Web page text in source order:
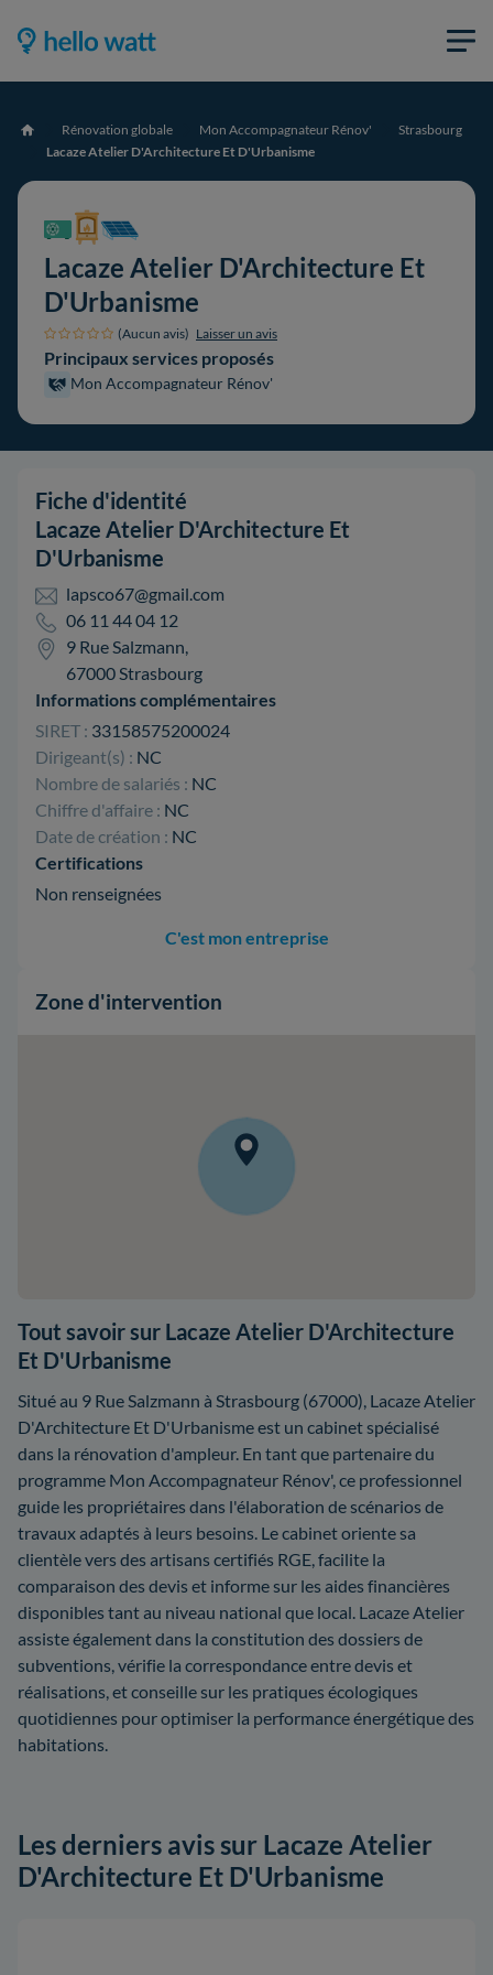
Accueil Rénovation globale Mon Accompagnateur Rénov'
Strasbourg
Lacaze Atelier D'Architecture Et D'Urbanisme
Lacaze Atelier D'Architecture Et
D'Urbanisme
(Aucun avis) Laisser un avis
Principaux services proposés
Mon Accompagnateur Rénov'
Fiche d'identité
Lacaze Atelier D'Architecture Et
D'Urbanisme
lapsco67@gmail.com
06 11 44 04 12
9 Rue Salzmann,
67000 Strasbourg
Informations complémentaires
SIRET : 33158575200024
Dirigeant(s) : NC
Nombre de salariés : NC
Chiffre d'affaire : NC
Date de création : NC
Certifications
Non renseignées
C'est mon entreprise
Zone d'intervention
Tout savoir sur Lacaze Atelier D'Architecture
Et D'Urbanisme
Situé au 9 Rue Salzmann à Strasbourg (67000), Lacaze Atelier
D'Architecture Et D'Urbanisme est un cabinet spécialisé
dans la rénovation d'ampleur. En tant que partenaire du
programme Mon Accompagnateur Rénov', ce professionnel
guide les propriétaires dans l'élaboration de scénarios de
travaux adaptés à leurs besoins. Le cabinet oriente sa
clientèle vers des artisans certifiés RGE, facilite la
comparaison des devis et informe sur les aides financières
disponibles tant au niveau national que local. Lacaze Atelier
assiste également dans la constitution des dossiers de
subventions, vérifie la correspondance entre devis et
réalisations, et conseille sur les pratiques écologiques
quotidiennes pour optimiser la performance énergétique des
habitations.
Les derniers avis sur Lacaze Atelier
D'Architecture Et D'Urbanisme